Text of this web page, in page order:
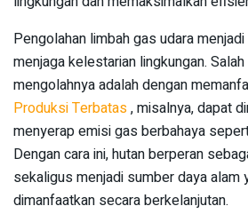
Pengolahan limbah gas udara
menjaga kelestarian lingkungan.
mengolahnya adalah dengan
Produksi Terbatas, misalnya, dapat
menyerap emisi gas berbahaya
Dengan cara ini, hutan berperan
sekaligus menjadi sumber daya alam
dimanfaatkan secara berkelanjutan.